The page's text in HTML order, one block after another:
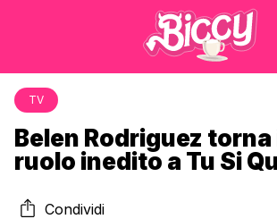
TV
Belen Rodriguez torna
ruolo inedito a Tu Si
Condividi